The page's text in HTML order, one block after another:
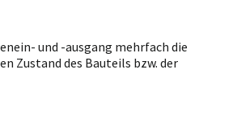
und -ausgang mehrfach die
Zustand des Bauteils bzw. der